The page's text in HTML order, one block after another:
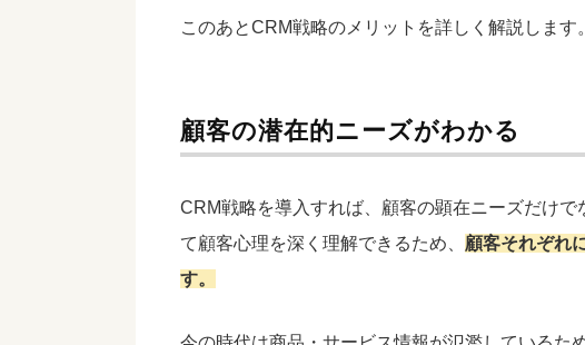
このあとCRM戦略のメリットを詳しく解説します。
顧客の潜在的ニーズがわかる
CRM戦略を導入すれば、顧客の顕在ニーズだけ
て顧客心理を深く理解できるため、 顧客それぞれ
す。